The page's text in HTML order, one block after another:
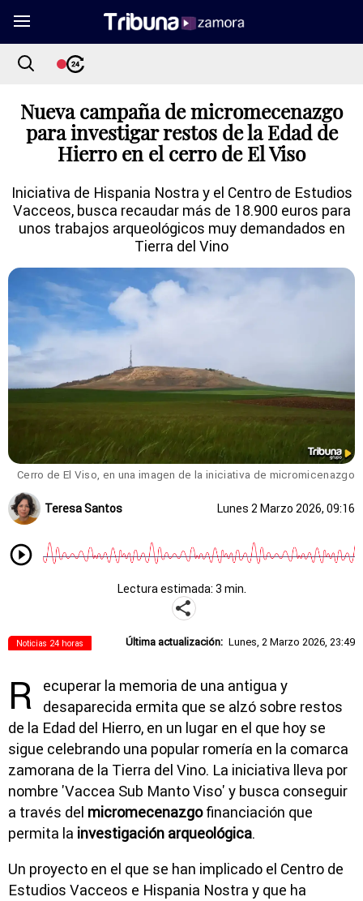
Nueva campaña de micromecenazgo
para investigar restos de la Edad de
Hierro en el cerro de El Viso
Iniciativa de Hispania Nostra y el Centro de Estudios
Vacceos, busca recaudar más de 18.900 euros para
unos trabajos arqueológicos muy demandados en
Tierra del Vino
Cerro de El Viso, en una imagen de la iniciativa de micromicenazgo
Teresa Santos Lunes 2 Marzo 2026, 09:16
Lectura estimada: 3 min.
Noticias 24 horas Última actualización: Lunes, 2 Marzo 2026, 23:49
R
ecuperar la memoria de una antigua y
desaparecida ermita que se alzó sobre restos
de la Edad del Hierro, en un lugar en el que hoy se
sigue celebrando una popular romería en la comarca
zamorana de la Tierra del Vino. La iniciativa lleva por
nombre 'Vaccea Sub Manto Viso' y busca conseguir
a través del micromecenazgofinanciación que
permita la investigación arqueológica.
Un proyecto en el que se han implicado el Centro de
Estudios Vacceos e Hispania Nostra y que ha